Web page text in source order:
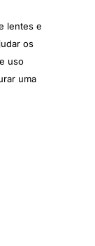
lentes e
os
uso
uma